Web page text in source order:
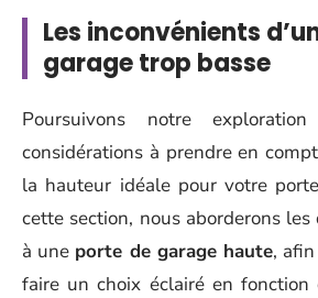
Les inconvénients
garage trop basse
Poursuivons notre
considérations à prendre en
la hauteur idéale pour votre
cette section, nous aborderons
à une porte de garage haute,
faire un choix éclairé en fonction